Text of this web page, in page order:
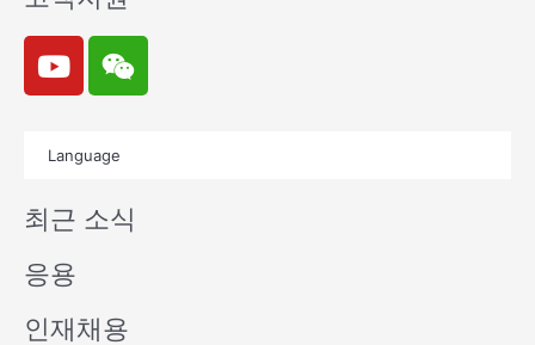
Y
o
u
e
W
e
i
n
Language
최근 소식
응용
인재채용